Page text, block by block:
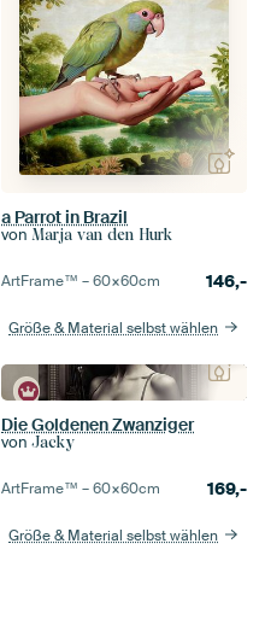
a Parrot in Brazil
von Marja van den Hurk
ArtFrame™ –60×60cm 146,-
Größe & Material selbst wählen
Die Goldenen Zwanziger
von Jacky
ArtFrame™ –60×60cm 169,-
Größe & Material selbst wählen